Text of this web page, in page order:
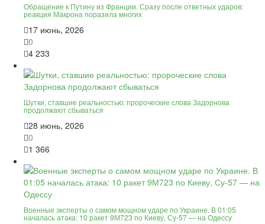
Обращение к Путину из Франции. Сразу после ответных ударов:
реакция Макрона поразила многих
17 июнь, 2026
0
4 233
Шутки, ставшие реальностью: пророческие слова Задорнова
продолжают сбываться
28 июнь, 2026
0
1 366
Военные эксперты о самом мощном ударе по Украине. В 01:05
началась атака: 10 ракет 9М723 по Киеву, Су-57 — на Одессу